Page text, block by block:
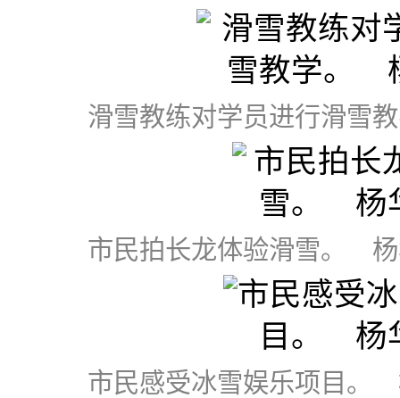
滑雪教练对学员进行滑雪
市民拍长龙体验滑雪。
市民感受冰雪娱乐项目。